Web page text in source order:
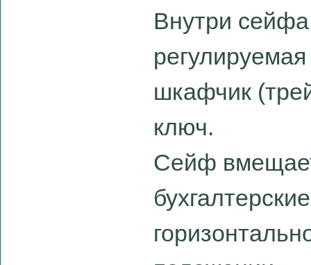
Внутри
шкафчик
ключ.
Сейф